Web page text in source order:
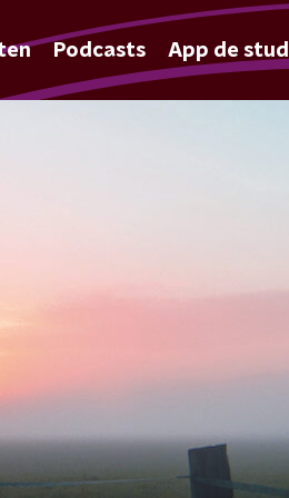
Podcasts App de